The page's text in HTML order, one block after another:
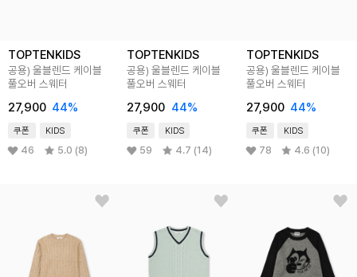
TOPTENKIDS
공용) 울블렌드 케이블
풀오버 스웨터
27,900 44%
쿠폰 KIDS
46 5.0 (8)
TOPTENKIDS
공용) 울블렌드 케이블
풀오버 스웨터
27,900 44%
쿠폰 KIDS
59 4.7 (14)
TOPTENKIDS
공용) 울블렌드 케이블
풀오버 스웨터
27,900 44%
쿠폰 KIDS
78 4.6 (10)